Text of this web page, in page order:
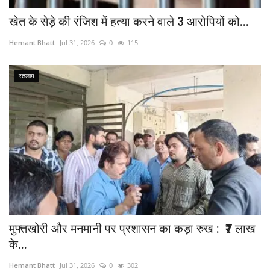
​खेत के सेड़े की रंजिश में हत्या करने वाले 3 आरोपियों को...
Hemant Bhatt Jul 31, 2026 0 115
रतलाम
मुफ्तखोरी और मनमानी पर प्रशासन का कड़ा रुख : ₹7 लाख
के...
Hemant Bhatt Jul 31, 2026 0 302